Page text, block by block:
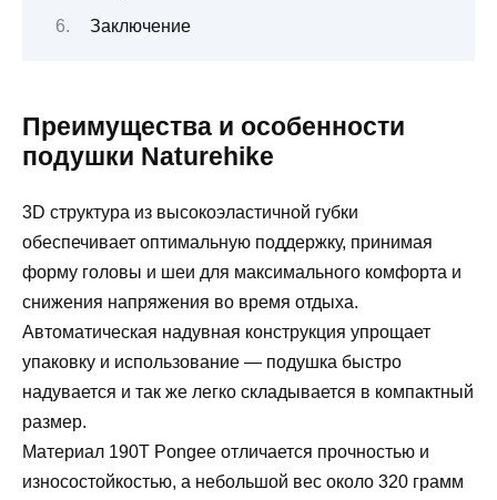
Заключение
Преимущества и особенности
подушки Naturehike
3D структура из высокоэластичной губки
обеспечивает оптимальную поддержку, принимая
форму головы и шеи для максимального комфорта и
снижения напряжения во время отдыха.
Автоматическая надувная конструкция упрощает
упаковку и использование — подушка быстро
надувается и так же легко складывается в компактный
размер.
Материал 190T Pongee отличается прочностью и
износостойкостью, а небольшой вес около 320 грамм